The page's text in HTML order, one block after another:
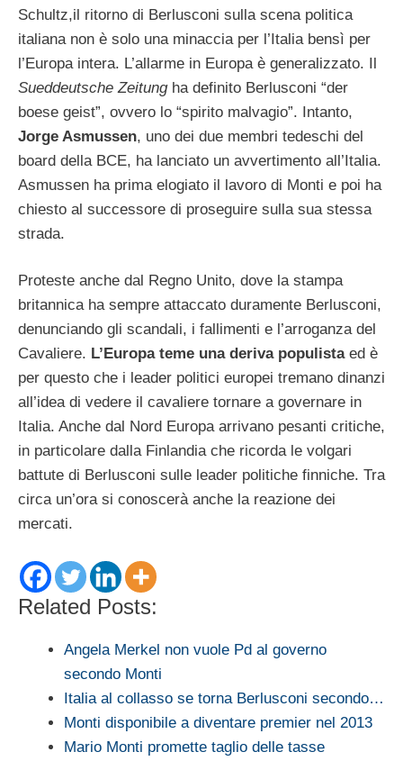
Schultz,il ritorno di Berlusconi sulla scena politica
italiana non è solo una minaccia per l’Italia bensì per
l’Europa intera. L’allarme in Europa è generalizzato. Il
Sueddeutsche Zeitung ha definito Berlusconi “der
boese geist”, ovvero lo “spirito malvagio”. Intanto,
Jorge Asmussen, uno dei due membri tedeschi del
board della BCE, ha lanciato un avvertimento all’Italia.
Asmussen ha prima elogiato il lavoro di Monti e poi ha
chiesto al successore di proseguire sulla sua stessa
strada.
Proteste anche dal Regno Unito, dove la stampa
britannica ha sempre attaccato duramente Berlusconi,
denunciando gli scandali, i fallimenti e l’arroganza del
Cavaliere. L’Europa teme una deriva populista ed è
per questo che i leader politici europei tremano dinanzi
all’idea di vedere il cavaliere tornare a governare in
Italia. Anche dal Nord Europa arrivano pesanti critiche,
in particolare dalla Finlandia che ricorda le volgari
battute di Berlusconi sulle leader politiche finniche. Tra
circa un’ora si conoscerà anche la reazione dei
mercati.
Related Posts:
Angela Merkel non vuole Pd al governo
secondo Monti
Italia al collasso se torna Berlusconi secondo…
Monti disponibile a diventare premier nel 2013
Mario Monti promette taglio delle tasse